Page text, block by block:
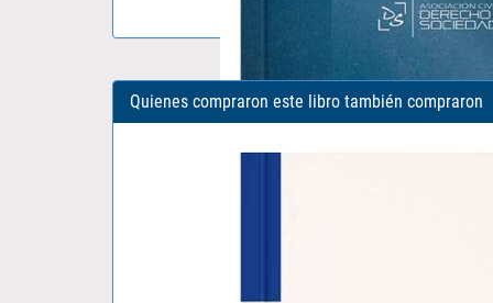
Quienes compraron este libro también compraron